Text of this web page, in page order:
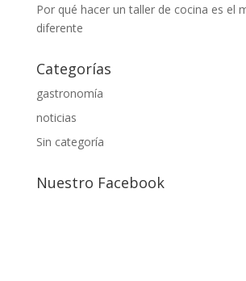
Por qué hacer un taller de cocina es el
diferente
Categorías
gastronomía
noticias
Sin categoría
Nuestro Facebook